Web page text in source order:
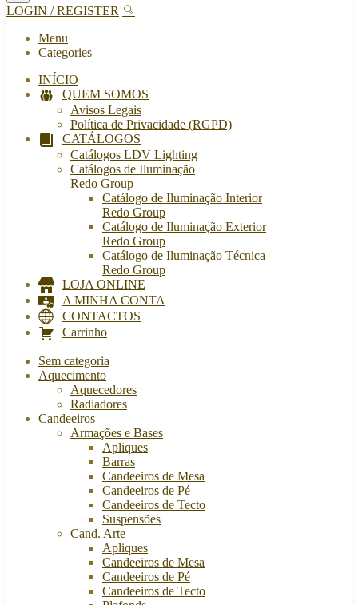
LOGIN / REGISTER
Menu
Categories
INÍCIO
QUEM SOMOS
Avisos Legais
Política de Privacidade (RGPD)
CATÁLOGOS
Catálogos LDV Lighting
Catálogos de Iluminação
Redo Group
Catálogo de Iluminação Interior
Redo Group
Catálogo de Iluminação Exterior
Redo Group
Catálogo de Iluminação Técnica
Redo Group
LOJA ONLINE
A MINHA CONTA
CONTACTOS
Carrinho
Sem categoria
Aquecimento
Aquecedores
Radiadores
Candeeiros
Armações e Bases
Apliques
Barras
Candeeiros de Mesa
Candeeiros de Pé
Candeeiros de Tecto
Suspensões
Cand. Arte
Apliques
Candeeiros de Mesa
Candeeiros de Pé
Candeeiros de Tecto